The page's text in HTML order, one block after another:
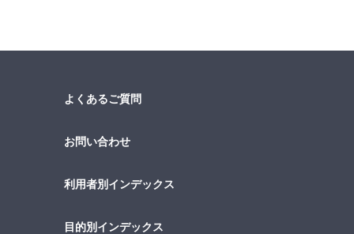
よくあるご質問
お問い合わせ
利用者別インデックス
目的別インデックス